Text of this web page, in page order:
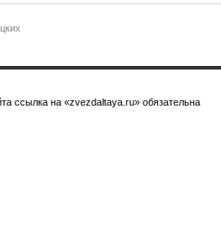
ссылка на «zvezdaltaya.ru» обязательна